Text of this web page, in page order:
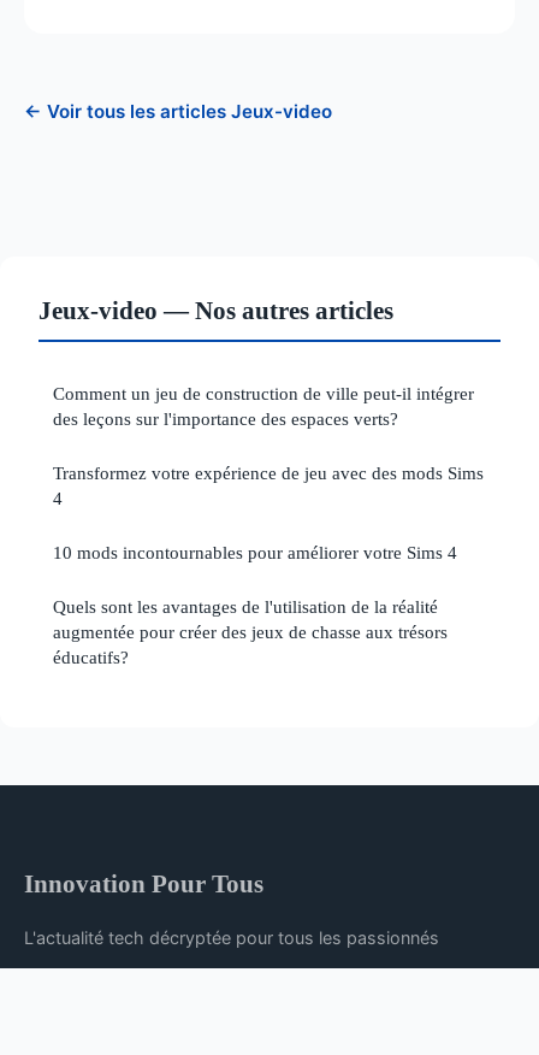
← Voir tous les articles Jeux-video
Jeux-video — Nos autres articles
Comment un jeu de construction de ville peut-il intégrer
des leçons sur l'importance des espaces verts?
Transformez votre expérience de jeu avec des mods Sims
4
10 mods incontournables pour améliorer votre Sims 4
Quels sont les avantages de l'utilisation de la réalité
augmentée pour créer des jeux de chasse aux trésors
éducatifs?
Innovation Pour Tous
L'actualité tech décryptée pour tous les passionnés